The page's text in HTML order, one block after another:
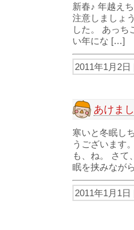
新春♪ 年越え
注意しましょ
した。 あっち
い年にな […]
2011年1月2日
あけま
寒いと冬眠し
うございます
も、ね。 さて
眠を挟みなが
2011年1月1日